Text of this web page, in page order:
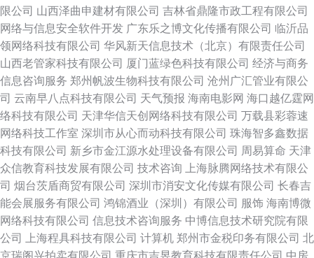
限公司 山西泽曲申建材有限公司 吉林省鼎隆市政工程有限公司
网络与信息安全软件开发 广东乐之博文化传播有限公司 临沂品
领网络科技有限公司 华风新天信息技术（北京）有限责任公司
山西老管家科技有限公司 厦门蓝绿色科技有限公司 经济与商务
信息咨询服务 郑州帆波生物科技有限公司 沧州广汇管业有限公
司 云南早八点科技有限公司 天气预报 海南电影网 海口越亿霆网
络科技有限公司 天津华信天创网络科技有限公司 万载县彩蓉速
网络科技工作室 深圳市从心而动科技有限公司 珠海智多鑫数据
科技有限公司 新乡市金江源水处理设备有限公司 周易算命 天津
众信教育科技发展有限公司 技术咨询
上海脉腾网络技术有限公
司 烟台茨盾商贸有限公司 深圳市消安文化传媒有限公司 长春吉
能会展服务有限公司 鸿锦酒业（深圳）有限公司 服饰 海南博微
网络科技有限公司 信息技术咨询服务 中博信息技术研究院有限
公司
上海程具科技有限公司 计算机 郑州市金税印务有限公司 北
京瑞阁兴拍卖有限公司 重庆市吉昱教育科技有限责任公司 中房